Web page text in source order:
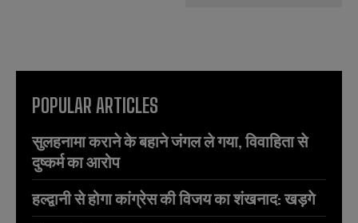
POPULAR ARTICLES
सुलहनामा कराने के बहाने जंगल ले गया, विवाहिता से
दुष्कर्म का आरोप
हल्द्वानी से होगा कांग्रेस की विजय का शंखनाद: खड़गे